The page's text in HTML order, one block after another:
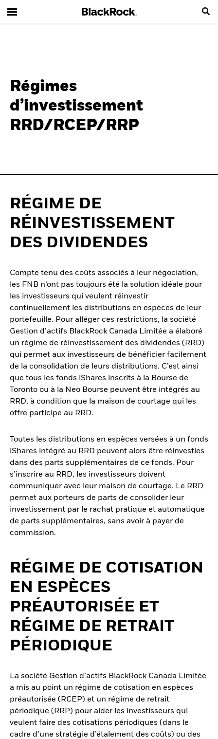
Régimes
d’investissement
RRD/RCEP/RRP
RÉGIME DE
RÉINVESTISSEMENT
DES DIVIDENDES
Compte tenu des coûts associés à leur négociation,
les FNB n’ont pas toujours été la solution idéale pour
les investisseurs qui veulent réinvestir
continuellement les distributions en espèces de leur
portefeuille. Pour alléger ces restrictions, la société
Gestion d’actifs BlackRock Canada Limitée a élaboré
un régime de réinvestissement des dividendes (RRD)
qui permet aux investisseurs de bénéficier facilement
de la consolidation de leurs distributions. C’est ainsi
que tous les fonds iShares inscrits à la Bourse de
Toronto ou à la Neo Bourse peuvent être intégrés au
RRD, à condition que la maison de courtage qui les
offre participe au RRD.
Toutes les distributions en espèces versées à un fonds
iShares intégré au RRD peuvent alors être réinvesties
dans des parts supplémentaires de ce fonds. Pour
s’inscrire au RRD, les investisseurs doivent
communiquer avec leur maison de courtage. Le RRD
permet aux porteurs de parts de consolider leur
investissement par le rachat pratique et automatique
de parts supplémentaires, sans avoir à payer de
commission.
RÉGIME DE COTISATION
EN ESPÈCES
PRÉAUTORISÉE ET
RÉGIME DE RETRAIT
PÉRIODIQUE
La société Gestion d’actifs BlackRock Canada Limitée
a mis au point un régime de cotisation en espèces
préautorisée (RCEP) et un régime de retrait
périodique (RRP) pour aider les investisseurs qui
veulent faire des cotisations périodiques (dans le
cadre d’une stratégie d’étalement des coûts) ou des